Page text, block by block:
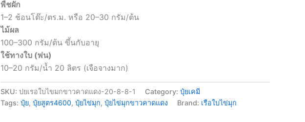
พืชผัก
1–2 ช้อนโต๊ะ/ตร.ม. หรือ 20–30 กรัม/ต้น
ไม้ผล
100–300 กรัม/ต้น ขึ้นกับอายุ
ใช้ทางใบ (พ่น)
10–20 กรัม/น้ำ 20 ลิตร (เจือจางมาก)
SKU: ปยเรอใบไขมกขาวคาดแดง-20-8-8-1 Category: ปุ๋ยเคมี
Tags: ปุ๋ย, ปุ๋ยสูตร4600, ปุ๋ยไข่มุก, ปุ๋ยไข่มุกขาวคาดแดง Brand: เรือใบไข่มุก